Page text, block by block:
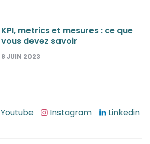
KPI, metrics et mesures : ce que
vous devez savoir
8 JUIN 2023
Youtube Instagram Linkedin